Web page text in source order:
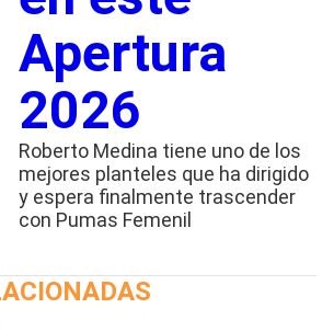
Apertura
2026
Roberto Medina tiene uno de los
mejores planteles que ha dirigido
y espera finalmente trascender
con Pumas Femenil